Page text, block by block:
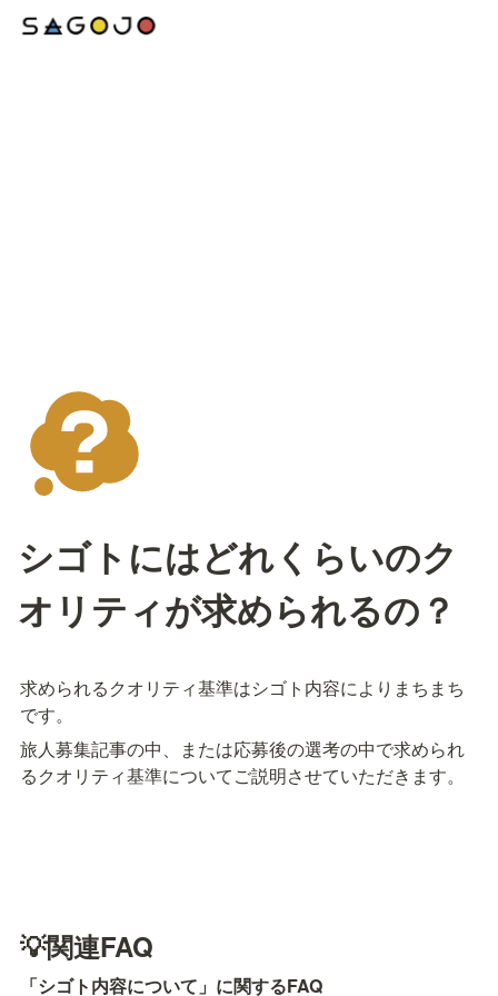
シゴトにはどれくらいのク
オリティが求められるの？
求められるクオリティ基準はシゴト内容によりまちまち
です。
旅人募集記事の中、または応募後の選考の中で求められ
るクオリティ基準についてご説明させていただきます。
💡関連FAQ
「シゴト内容について」に関するFAQ